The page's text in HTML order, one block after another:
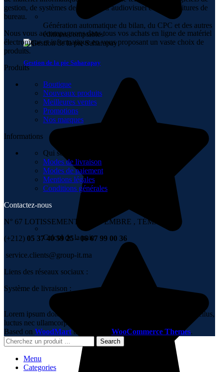
Génération automatique du bilan, du CPC et des autres
éditions comptables
Gestion de la pie Saharapay
Calcul de la paie
gestion, de systèmes de sécurité, d’audiovisuel et de fournitures de
bureau.
Nous vous accompagnons dans tous vos achats en ligne de matériel
électronique et informatique en vous proposant un vaste choix de
produits.
Produits
Boutique
Nouveaux produits
Meilleures ventes
Promotions
Nos marques
Informations
Qui sommes-nous
Modes de livraison
Modes de paiement
Mentions légales
Conditions générales
Contactez-nous
N° 67 LOTISSEMENT 6 NOVEMBRE , TÉMARA
(+212) 05 37 40 59 25 - 06 67 99 00 36
service.clients@group-it.ma
Liens des réseaux sociaux :
Système de livraison :
Lorem ipsum dolor sit amet, consectetur adipiscing elit. Ut elit tellus,
luctus nec ullamcorper mattis, pulvinar dapibus leo.
Based on WoodMarttheme WooCommerce Themes.
Search
Menu
Categories